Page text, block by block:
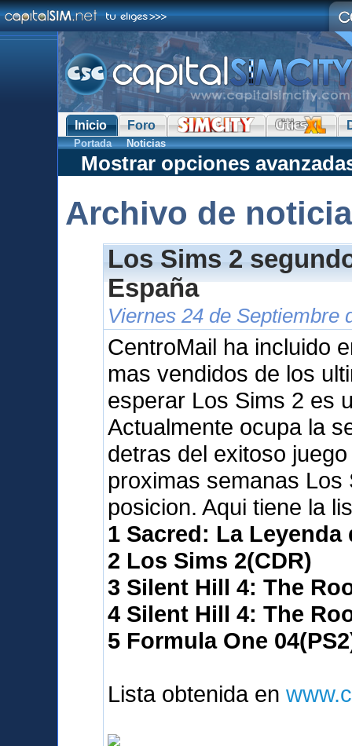
Inicio Foro
Portada Noticias
Mostrar opciones
Archivo de
Los Sims 2
España
Viernes 24 de Septiembre
CentroMail ha incluido
mas vendidos de los
esperar Los Sims 2 es
Actualmente ocupa la
detras del exitoso
proximas semanas
posicion. Aqui tiene la
1 Sacred: La Leyenda
2 Los Sims 2(CDR)
3 Silent Hill 4: The
4 Silent Hill 4: The
5 Formula One
Lista obtenida en